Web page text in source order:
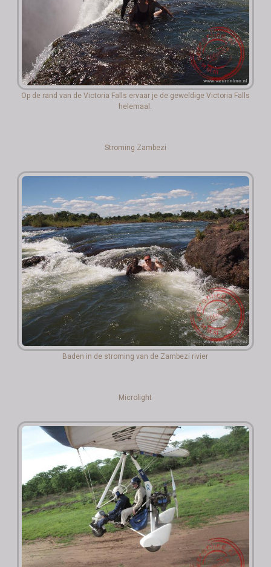
Op de rand van de Victoria Falls ervaar je de geweldige Victoria Falls
helemaal.
Stroming Zambezi
Baden in de stroming van de Zambezi rivier
Microlight